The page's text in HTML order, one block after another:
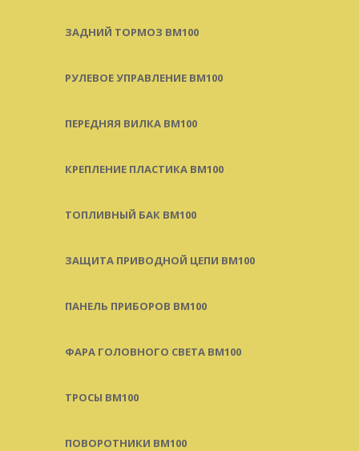
ЗАДНИЙ ТОРМОЗ BM100
РУЛЕВОЕ УПРАВЛЕНИЕ BM100
ПЕРЕДНЯЯ ВИЛКА BM100
КРЕПЛЕНИЕ ПЛАСТИКА BM100
ТОПЛИВНЫЙ БАК BM100
ЗАЩИТА ПРИВОДНОЙ ЦЕПИ BM100
ПАНЕЛЬ ПРИБОРОВ BM100
ФАРА ГОЛОВНОГО СВЕТА BM100
ТРОСЫ BM100
ПОВОРОТНИКИ BM100